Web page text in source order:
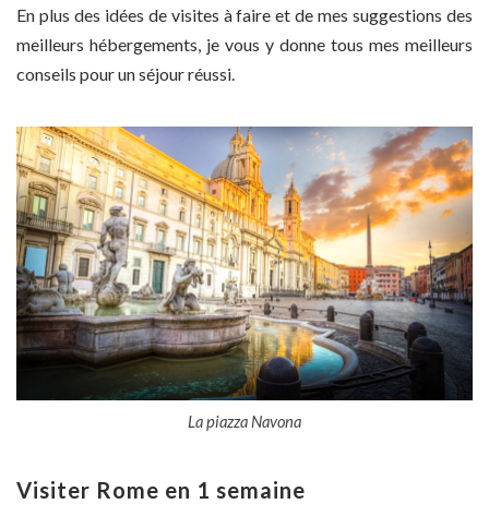
En plus des idées de visites à faire et de mes suggestions des
meilleurs hébergements, je vous y donne tous mes meilleurs
conseils pour un séjour réussi.
La piazza Navona
Visiter Rome en 1 semaine